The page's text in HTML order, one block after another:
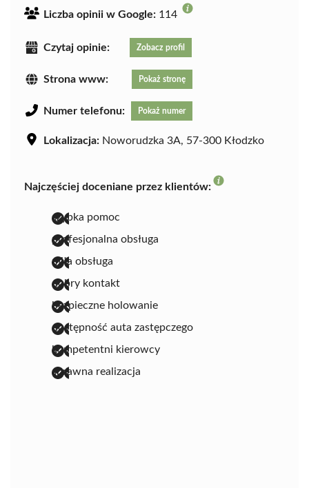
Liczba opinii w Google: 114
Czytaj opinie: Zobacz profil
Strona www: Pokaż stronę
Numer telefonu: Pokaż numer
Lokalizacja: Noworudzka 3A, 57-300 Kłodzko
Najczęściej doceniane przez klientów:
szybka pomoc
profesjonalna obsługa
miła obsługa
dobry kontakt
bezpieczne holowanie
dostępność auta zastępczego
kompetentni kierowcy
sprawna realizacja